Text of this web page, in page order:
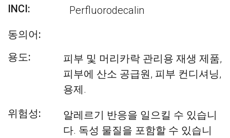
INCI:
Perfluorodecalin
동의어:
용도:
피부 및 머리카락 관리용 재생 제품,
피부에 산소 공급원, 피부 컨디셔닝,
용제.
위험성:
알레르기 반응을 일으킬 수 있습니
다. 독성 물질을 포함할 수 있습니